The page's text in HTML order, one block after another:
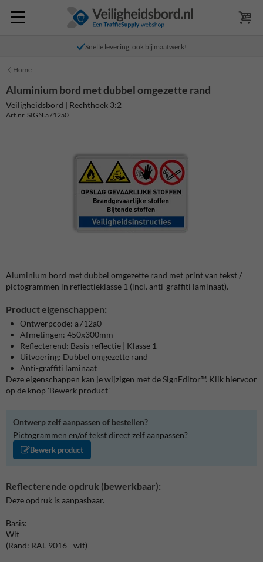
Snelle levering, ook bij maatwerk!
Home
Aluminium bord met dubbel omgezette rand
Veiligheidsbord | Rechthoek 3:2
Art.nr. SIGN.a712a0
Aluminium bord met dubbel omgezette rand met print van tekst /
pictogrammen in reflectieklasse 1 (incl. anti-graffiti laminaat).
Product eigenschappen:
Ontwerpcode: a712a0
Afmetingen: 450x300mm
Reflecterend: Basis reflectie | Klasse 1
Uitvoering: Dubbel omgezette rand
Anti-graffiti laminaat
Deze eigenschappen kan je wijzigen met de SignEditor™. Klik hiervoor
op de knop 'Bewerk product'
Ontwerp zelf aanpassen of bestellen?
Pictogrammen en/of tekst direct zelf aanpassen?
Bewerk product
Reflecterende opdruk (bewerkbaar):
Deze opdruk is aanpasbaar.
Basis:
Wit
(Rand: RAL 9016 - wit)